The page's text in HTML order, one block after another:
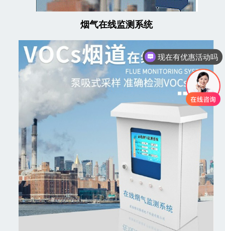
烟气在线监测系统
现在有优惠活动吗